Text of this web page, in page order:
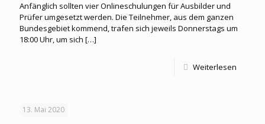
Anfänglich sollten vier Onlineschulungen für Ausbilder und
Prüfer umgesetzt werden. Die Teilnehmer, aus dem ganzen
Bundesgebiet kommend, trafen sich jeweils Donnerstags um
18:00 Uhr, um sich […]
Weiterlesen
13. Mai 2020